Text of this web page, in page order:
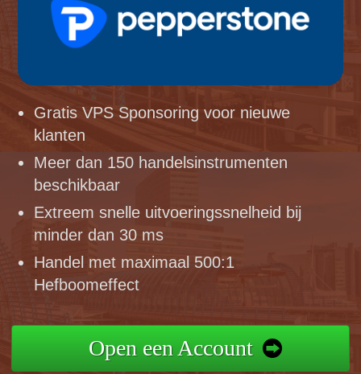
Gratis VPS Sponsoring voor nieuwe
klanten
Meer dan 150 handelsinstrumenten
beschikbaar
Extreem snelle uitvoeringssnelheid bij
minder dan 30 ms
Handel met maximaal 500:1
Hefboomeffect
Open een Account